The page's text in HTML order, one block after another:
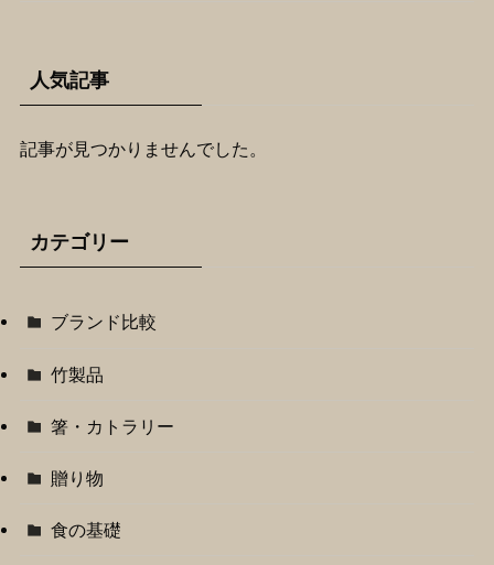
人気記事
記事が見つかりませんでした。
カテゴリー
ブランド比較
竹製品
箸・カトラリー
贈り物
食の基礎